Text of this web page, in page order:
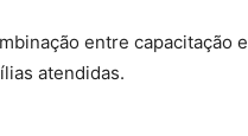
entre capacitação e
atendidas.